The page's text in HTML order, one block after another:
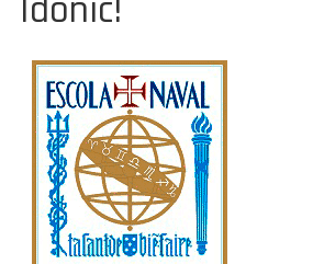
Idonic!